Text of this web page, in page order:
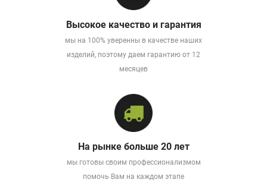
Высокое качество и гарантия
мы на 100% уверенны в качестве наших
изделий, поэтому даем гарантию от 12
месяцев
На рынке больше 20 лет
мы готовы своим профессионализмом
помочь Вам на каждом этапе